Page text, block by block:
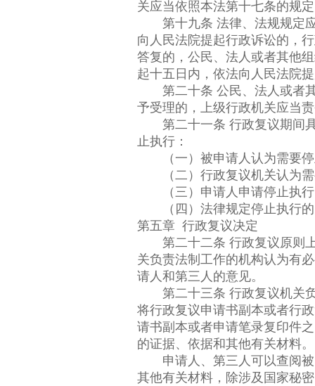
关应当依照本法第十七条的规
第十九条 法律、法规规定应
向人民法院提起行政诉讼的，
答复的，公民、法人或者其他
起十五日内，依法向人民法院
第二十条 公民、法人或者其
予受理的，上级行政机关应当
第二十一条 行政复议期间具
止执行：
（一）被申请人认为需要停
（二）行政复议机关认为需
（三）申请人申请停止执行
（四）法律规定停止执行
第五章 行政复议决定
第二十二条 行政复议原则上
关负责法制工作的机构认为有
请人和第三人的意见。
第二十三条 行政复议机关负
将行政复议申请书副本或者行
请书副本或者申请笔录复印件
的证据、依据和其他有关材料。
申请人、第三人可以查阅被
其他有关材料，除涉及国家秘